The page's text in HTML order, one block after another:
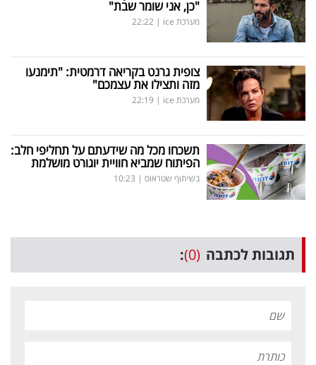
"כן, אני שומר שבת"
מערכת ice |
22:22
צופית גרנט בקריאה דרמטית: "תימנעו
מזה ותצילו את עצמכם"
מערכת ice |
22:19
תשכחו מכל מה שידעתם על תחליפי חלב:
הפיתוח שמביא חוויית יוגורט מושלמת
בשיתוף שטראוס |
10:23
תגובות לכתבה (0)
: